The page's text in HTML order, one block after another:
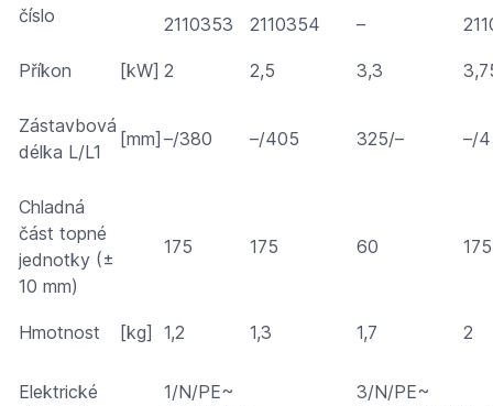
číslo
2110353 2110354 –
Příkon [kW] 2 2,5 3,3
Zástavbová
délka L/L1
[mm] –/380 –/405 325/– –/
Chladná
část topné
jednotky (±
10 mm)
175 175 60 175
Hmotnost [kg] 1,2 1,3 1,7 2
Elektrické
1/N/PE~
3/N/PE~